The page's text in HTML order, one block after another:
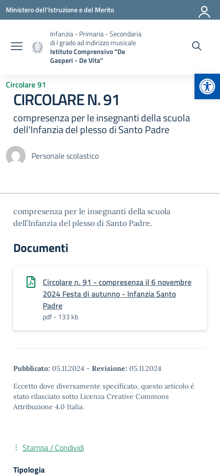
Vai ai contenuti
Vai al menu di navigazione
Vai al footer
Ministero dell'Istruzione e del Merito
Infanzia - Primaria - Secondaria
di I grado ad indirizzo musicale
Istituto Comprensivo "De
Gasperi - De Vita"
Circolare 91
CIRCOLARE N. 91
compresenza per le insegnanti della scuola
dell'Infanzia del plesso di Santo Padre
Personale scolastico
compresenza per le insegnanti della scuola
dell’Infanzia del plesso di Santo Padre.
Documenti
Circolare n. 91 - compresenza il 6 novembre
2024 Festa di autunno - Infanzia Santo
Padre
pdf - 133 kb
Pubblicato: 05.11.2024 - Revisione: 05.11.2024
Eccetto dove diversamente specificato, questo articolo è
stato rilasciato sotto Licenza Creative Commons
Attribuzione 4.0 Italia.
Stampa / Condividi
Tipologia